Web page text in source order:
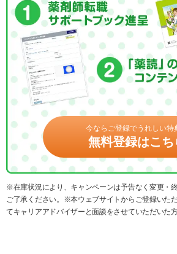
今ならご登録でうれしい特
無料登録はこち
※在庫状況により、キャンペーンは予告なく変更・
ご了承ください。※本ウェブサイトからご登録いた
てキャリアアドバイザーと面談をさせていただいた方